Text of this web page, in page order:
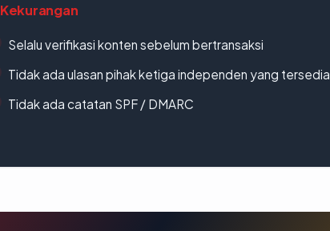
Kekurangan
Selalu verifikasi konten sebelum bertransaksi
Tidak ada ulasan pihak ketiga independen yang tersedia
Tidak ada catatan SPF / DMARC